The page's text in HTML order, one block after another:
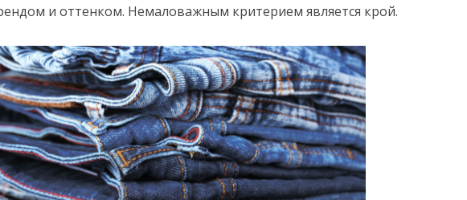
и оттенком. Немаловажным критерием является крой.